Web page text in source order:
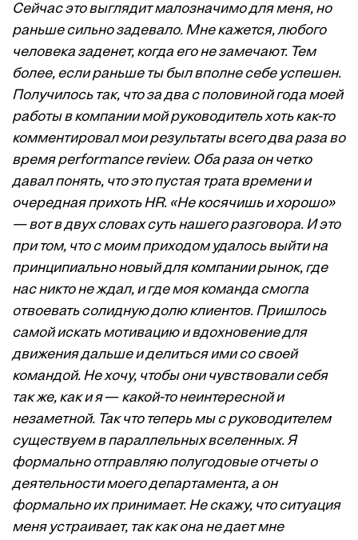
Сейчас это выглядит малозначимо для меня, но
раньше сильно задевало. Мне кажется, любого
человека заденет, когда его не замечают. Тем
более, если раньше ты был вполне себе успешен.
Получилось так, что за два с половиной года моей
работы в компании мой руководитель хоть как-то
комментировал мои результаты всего два раза во
время performance review. Оба раза он четко
давал понять, что это пустая трата времени и
очередная прихоть HR. «Не косячишь и хорошо»
— вот в двух словах суть нашего разговора. И это
при том, что с моим приходом удалось выйти на
принципиально новый для компании рынок, где
нас никто не ждал, и где моя команда смогла
отвоевать солидную долю клиентов. Пришлось
самой искать мотивацию и вдохновение для
движения дальше и делиться ими со своей
командой. Не хочу, чтобы они чувствовали себя
так же, как и я— какой-то неинтересной и
незаметной. Так что теперь мы с руководителем
существуем в параллельных вселенных. Я
формально отправляю полугодовые отчеты о
деятельности моего департамента, а он
формально их принимает. Не скажу, что ситуация
меня устраивает, так как она не дает мне